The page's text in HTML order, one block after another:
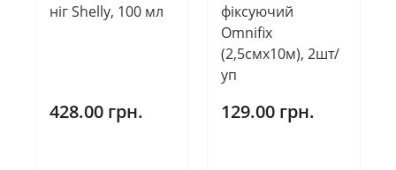
ніг Shelly, 100 мл
428.00 грн.
фіксуючий
Omnifix
(2,5смх10м), 2шт/
уп
129.00 грн.